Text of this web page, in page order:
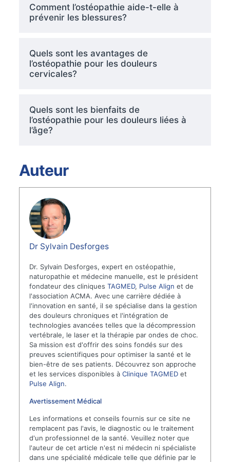
Comment l’ostéopathie aide-t-elle à
prévenir les blessures?
Quels sont les avantages de
l’ostéopathie pour les douleurs
cervicales?
Quels sont les bienfaits de
l’ostéopathie pour les douleurs liées à
l’âge?
Auteur
Dr Sylvain Desforges
Dr. Sylvain Desforges, expert en ostéopathie,
naturopathie et médecine manuelle, est le président
fondateur des cliniquesTAGMED, Pulse Align et de
l'association ACMA. Avec une carrière dédiée à
l'innovation en santé, il se spécialise dans la gestion
des douleurs chroniques et l'intégration de
technologies avancées telles que la décompression
vertébrale, le laser et la thérapie par ondes de choc.
Sa mission est d'offrir des soins fondés sur des
preuves scientifiques pour optimiser la santé et le
bien-être de ses patients. Découvrez son approche
et les services disponibles àClinique TAGMED et
Pulse Align.
Avertissement Médical
Les informations et conseils fournis sur ce site ne
remplacent pas l'avis, le diagnostic ou le traitement
d'un professionnel de la santé. Veuillez noter que
l'auteur de cet article n'est ni médecin ni spécialiste
dans une spécialité médicale telle que définie par le